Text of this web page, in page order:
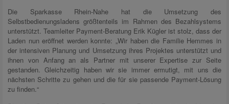
Die Sparkasse Rhein-Nahe hat die Umsetzung des
Selbstbedienungsladens größtenteils im Rahmen des Bezahlsystems
unterstützt. Teamleiter Payment-Beratung Erik Kügler ist stolz, dass der
Laden nun eröffnet werden konnte: „Wir haben die Familie Hemmes in
der intensiven Planung und Umsetzung ihres Projektes unterstützt und
ihnen von Anfang an als Partner mit unserer Expertise zur Seite
gestanden. Gleichzeitig haben wir sie immer ermutigt, mit uns die
nächsten Schritte zu gehen und die für sie passende Payment-Lösung
zu finden.“